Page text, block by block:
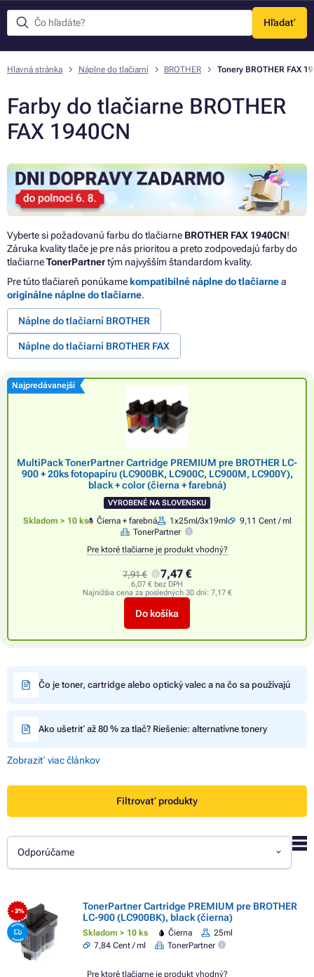
Hľadať
Menu
Hlavná stránka Náplne do tlačiarní BROTHER Tonery BROTHER FAX
Farby do tlačiarne BROTHER
FAX 1940CN
Vyberte si požadovanú farbu do tlačiarne BROTHER FAX 1940CN!
Záruka kvality tlače je pre nás prioritou a preto zodpovedajú farby do
tlačiarneTonerPartnertým najvyšším štandardom kvality.
Pre túto tlačiareň ponúkame kompatibilné náplne do tlačiarnea
originálne náplne do tlačiarne.
Náplne do tlačiarní BROTHER
Náplne do tlačiarní BROTHER FAX
Najpredávanejší
MultiPack TonerPartner Cartridge PREMIUM pre BROTHER LC-
900 + 20ks fotopapíru (LC900BK, LC900C, LC900M, LC900Y),
black + color (čierna + farebná)
VYROBENÉ NA SLOVENSKU
Skladom > 10 ks Čierna + farebná 1x25ml/3x19ml
9,11 Cent / ml
TonerPartner
Pre ktoré tlačiarne je produkt vhodný?
7,91 € 7,47 €
6,07 € bez DPH
Najnižšia cena za posledných 30 dní: 7,17 €
Do košíka
Čo je toner, cartridge alebo optický valec a na čo sa používajú
Ako ušetriť až 80 % za tlač? Riešenie: alternatívne tonery
Zobraziť viac článkov
Filtrovať produkty
Odporúčame
- 3%
TonerPartner Cartridge PREMIUM pre BROTHER
LC-900 (LC900BK), black (čierna)
Skladom > 10 ks Čierna
25ml
7,84 Cent / ml
TonerPartner
Pre ktoré tlačiarne je produkt vhodný?